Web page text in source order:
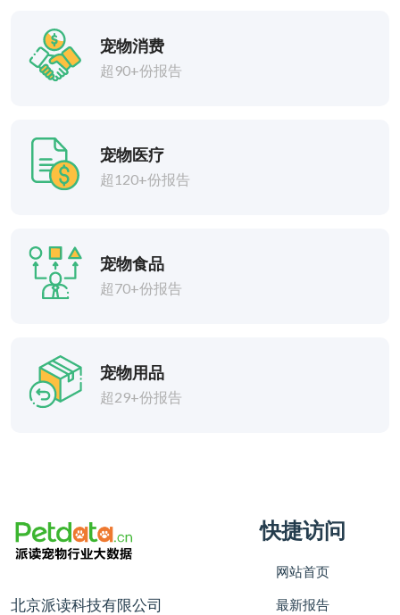
宠物消费
超90+份报告
宠物医疗
超120+份报告
宠物食品
超70+份报告
宠物用品
超29+份报告
北京派读科技有限公司
快捷访问
网站首页
最新报告